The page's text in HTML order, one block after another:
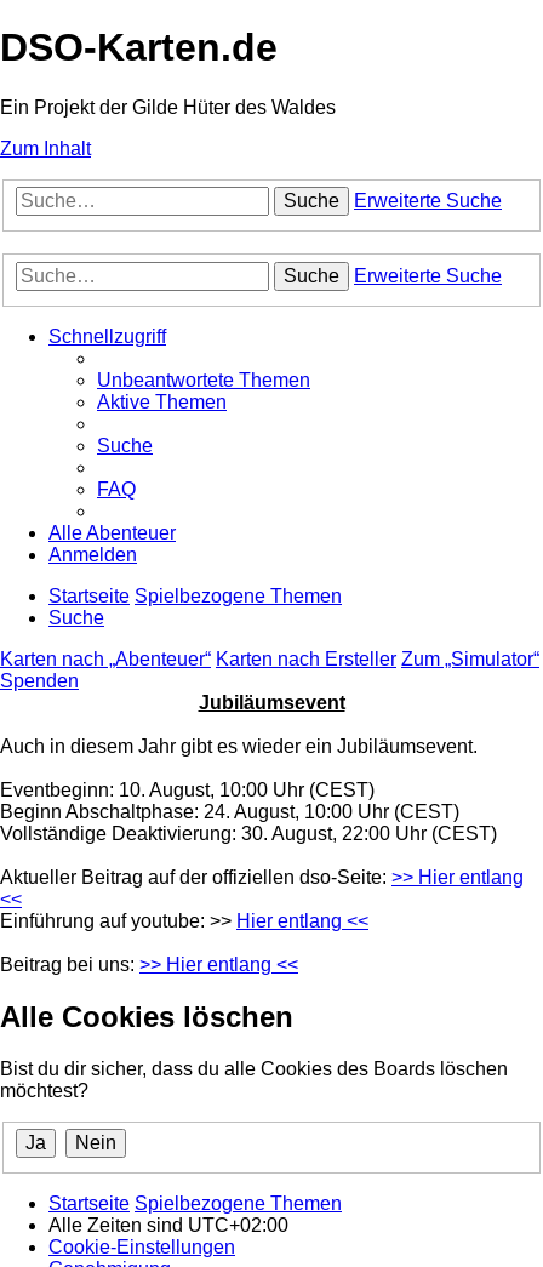
DSO-Karten.de
Ein Projekt der Gilde Hüter des Waldes
Zum Inhalt
Suche Erweiterte Suche
Suche Erweiterte Suche
Schnellzugriff
Unbeantwortete Themen
Aktive Themen
Suche
FAQ
Alle Abenteuer
Anmelden
Startseite Spielbezogene Themen
Suche
Karten nach „Abenteuer“ Karten nach Ersteller Zum „Simulator“
Spenden
Jubiläumsevent
Auch in diesem Jahr gibt es wieder ein Jubiläumsevent.
Eventbeginn: 10. August, 10:00 Uhr (CEST)
Beginn Abschaltphase: 24. August, 10:00 Uhr (CEST)
Vollständige Deaktivierung: 30. August, 22:00 Uhr (CEST)
Aktueller Beitrag auf der offiziellen dso-Seite: >> Hier entlang
<<
Einführung auf youtube: >> Hier entlang <<
Beitrag bei uns: >> Hier entlang <<
Alle Cookies löschen
Bist du dir sicher, dass du alle Cookies des Boards löschen
möchtest?
Startseite Spielbezogene Themen
Alle Zeiten sind UTC+02:00
Cookie-Einstellungen